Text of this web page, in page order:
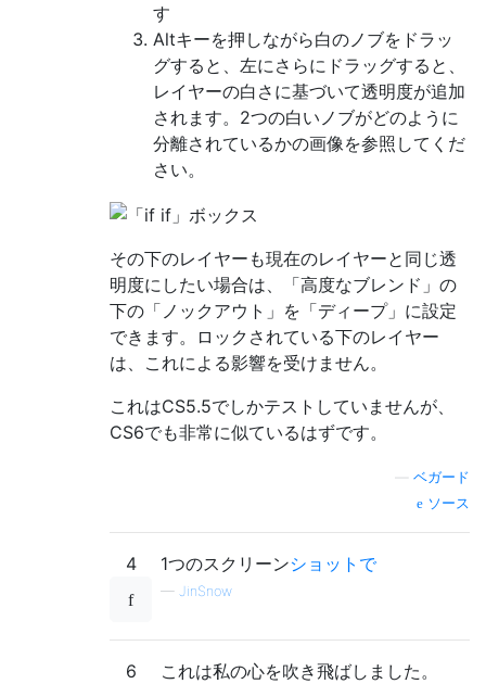
す
Altキーを押しながら白のノブをドラッ
グすると、左にさらにドラッグすると、
レイヤーの白さに基づいて透明度が追加
されます。2つの白いノブがどのように
分離されているかの画像を参照してくだ
さい。
その下のレイヤーも現在のレイヤーと同じ透
明度にしたい場合は、「高度なブレンド」の
下の「ノックアウト」を「ディープ」に設定
できます。ロックされている下のレイヤー
は、これによる影響を受けません。
これはCS5.5でしかテストしていませんが、
CS6でも非常に似ているはずです。
ベガード
ソース
4 1つのスクリーンショットで
— JinSnow
6
これは私の心を吹き飛ばしました。